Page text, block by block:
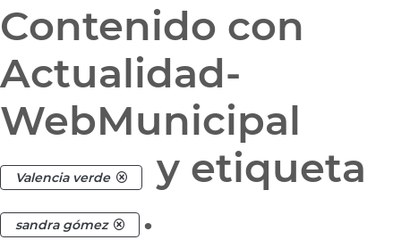
Contenido con
Actualidad-
WebMunicipal
Valencia verde y etiqueta
sandra gómez .